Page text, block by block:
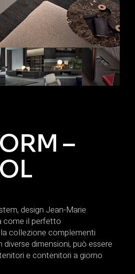
–
design Jean-Marie
come il perfetto
collezione complementi
diverse dimensioni, può essere
e contenitori a giorno